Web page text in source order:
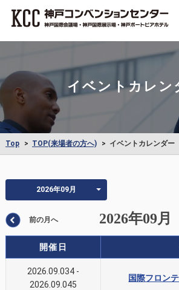
イベントカレン
Top TOP(来場者の方へ) イベントカレンダー
2026年09月
前の月へ 2026年09月
開催日
2026.09.034-
2026.09.045
国際フロン